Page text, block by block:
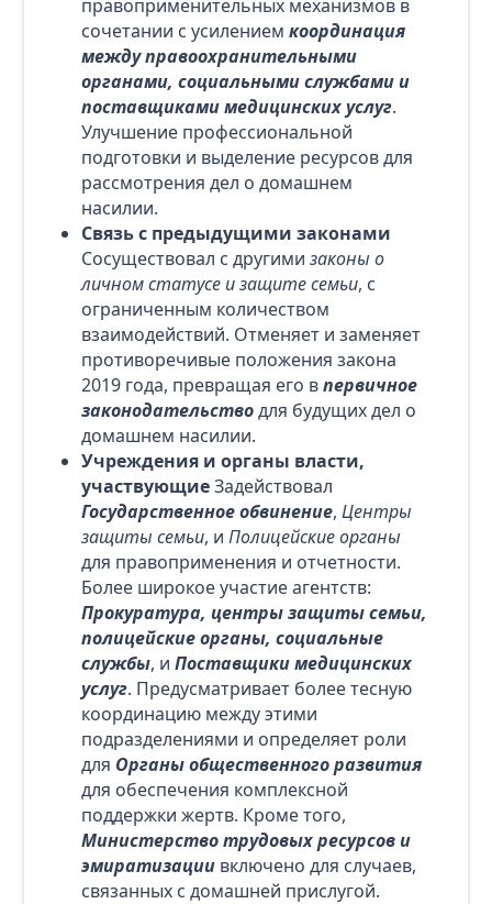
правоприменительных механизмов в
сочетании с усилением координация
между правоохранительными
органами, социальными службами и
поставщиками медицинских услуг.
Улучшение профессиональной
подготовки и выделение ресурсов для
рассмотрения дел о домашнем
насилии.
Связь с предыдущими законами
Сосуществовал с другими законы о
личном статусе и защите семьи, с
ограниченным количеством
взаимодействий. Отменяет и заменяет
противоречивые положения закона
2019 года, превращая его впервичное
законодательстводля будущих дел о
домашнем насилии.
Учреждения и органы власти,
участвующиеЗадействовал
Государственное обвинение, Центры
защиты семьи, и Полицейские органы
для правоприменения и отчетности.
Более широкое участие агентств:
Прокуратура, центры защиты семьи,
полицейские органы, социальные
службы, и Поставщики медицинских
услуг. Предусматривает более тесную
координацию между этими
подразделениями и определяет роли
для Органы общественного развития
для обеспечения комплексной
поддержки жертв. Кроме того,
Министерство трудовых ресурсов и
эмиратизациивключено для случаев,
связанных с домашней прислугой.